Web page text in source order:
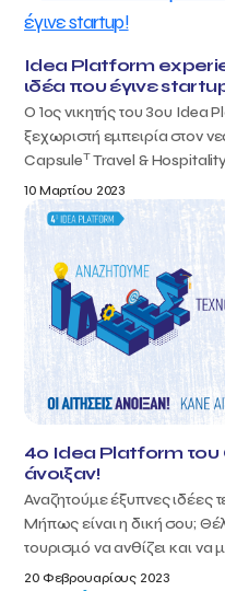
Idea Platform
ιδέα που έγινε
Ο 1ος νικητής του 3ου Idea
ξεχωριστή εμπειρία στον
CapsuleTTravel &
10 Μαρτίου 2023
4ο Idea Platform του
άνοιξαν!
Αναζητούμε έξυπνες ιδέες
Μήπως είναι η δική σου;
τουρισμό να ανθίζει και να
20 Φεβρουαρίους 2023